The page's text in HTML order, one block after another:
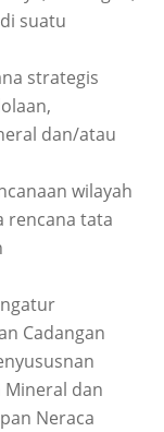
suatu
strategis
dan/atau
wilayah
rencana tata
Cadangan
Mineral dan
Neraca